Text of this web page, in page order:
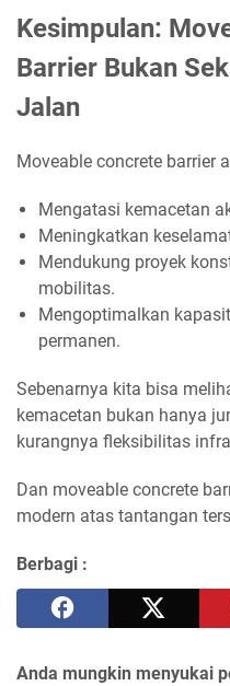
Kesimpulan:
Barrier Bukan
Jalan
Moveable concrete barrier
Mengatasi kemacetan
Meningkatkan
Mendukung proyek
mobilitas.
Mengoptimalkan
permanen.
Sebenarnya kita bisa
kemacetan bukan hanya
kurangnya fleksibilitas
Dan moveable concrete
modern atas tantangan
Berbagi :
Anda mungkin menyukai